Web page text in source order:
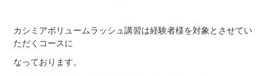
カシミアボリュームラッシュ講習は経験者様を対象とさせてい
ただくコースに
なっております。